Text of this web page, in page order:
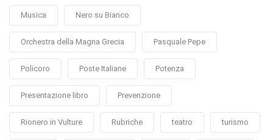
Musica Nero su Bianco
Orchestra della Magna Grecia Pasquale Pepe
Policoro Poste Italiane Potenza
Presentazione libro Prevenzione
Rionero in Vulture Rubriche teatro turismo